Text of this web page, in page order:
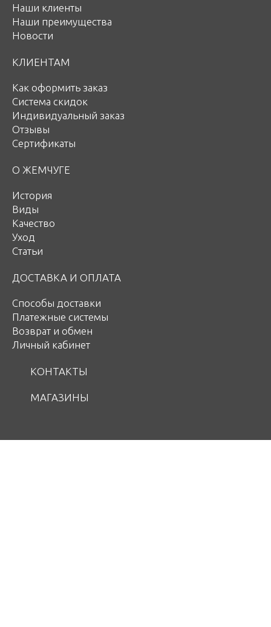
Наши клиенты
Наши преимущества
Новости
КЛИЕНТАМ
Как оформить заказ
Система скидок
Индивидуальный заказ
Отзывы
Сертификаты
О ЖЕМЧУГЕ
История
Виды
Качество
Уход
Статьи
ДОСТАВКА И ОПЛАТА
Способы доставки
Платежные системы
Возврат и обмен
Личный кабинет
КОНТАКТЫ
МАГАЗИНЫ